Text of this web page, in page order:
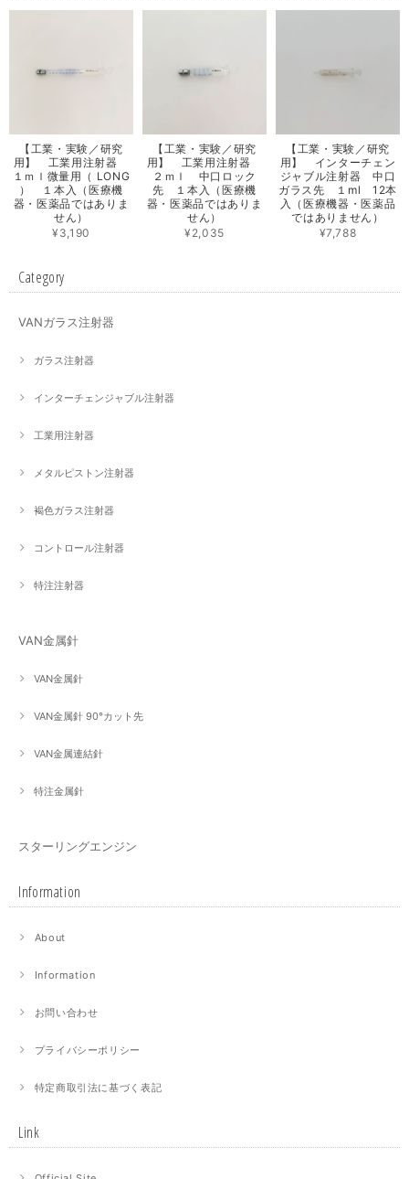
【工業・実験／研究
用】 工業用注射器
１ｍｌ微量用（ LONG
） １本入（医療機
器・医薬品ではありま
せん）
¥3,190
【工業・実験／研究
用】 工業用注射器
２ｍｌ 中口ロック
先 １本入（医療機
器・医薬品ではありま
せん）
¥2,035
【工業・実験／研究
用】 インターチェン
ジャブル注射器 中口
ガラス先 １ml 12本
入（医療機器・医薬品
ではありません）
¥7,788
Category
VANガラス注射器
ガラス注射器
インターチェンジャブル注射器
工業用注射器
メタルピストン注射器
褐色ガラス注射器
コントロール注射器
特注注射器
VAN金属針
VAN金属針
VAN金属針 90°カット先
VAN金属連結針
特注金属針
スターリングエンジン
Information
About
Information
お問い合わせ
プライバシーポリシー
特定商取引法に基づく表記
Link